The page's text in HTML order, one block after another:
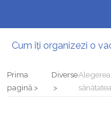
Cum îți organizezi o
Prima
pagină
Diverse